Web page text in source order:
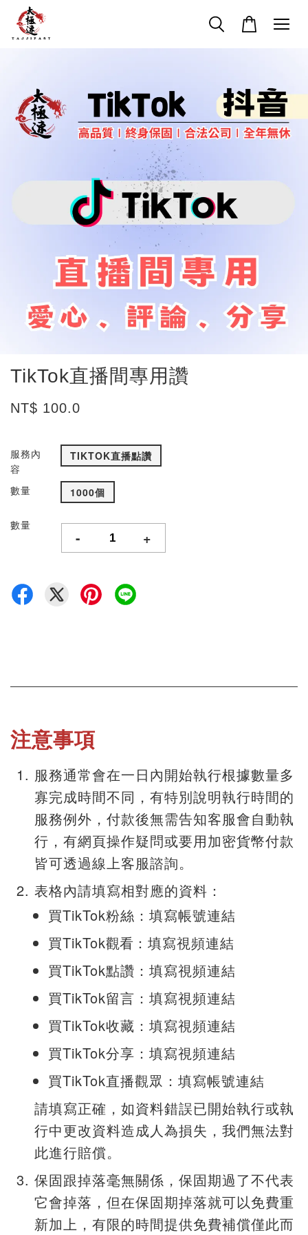
TikTok直播間專用讚
NT$ 100.0
服務內
容
TIKTOK直播點讚
數量 1000個
數量
- +
注意事項
服務通常會在一日內開始執行根據數量多
寡完成時間不同，有特別說明執行時間的
服務例外，付款後無需告知客服會自動執
行，有網頁操作疑問或要用加密貨幣付款
皆可透過線上客服諮詢。
表格內請填寫相對應的資料：
買TikTok粉絲：填寫帳號連結
買TikTok觀看 ：填寫視頻連結
買TikTok點讚：填寫視頻連結
買TikTok留言：填寫視頻連結
買TikTok收藏：填寫視頻連結
買TikTok分享：填寫視頻連結
買TikTok直播觀眾：填寫帳號連結
請填寫正確，如資料錯誤已開始執行或執
行中更改資料造成人為損失，我們無法對
此進行賠償。
保固跟掉落毫無關係，保固期過了不代表
它會掉落，但在保固期掉落就可以免費重
新加上，有限的時間提供免費補償僅此而